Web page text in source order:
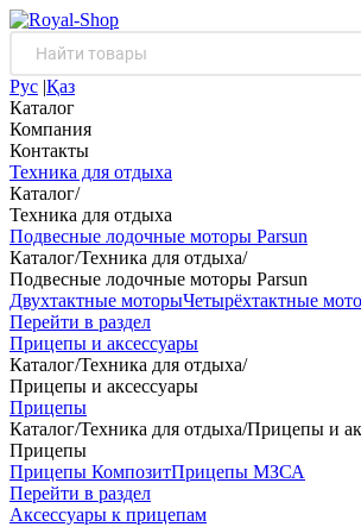
Рус |Қаз
Каталог
Компания
Контакты
Техника для отдыха
Каталог/
Техника для отдыха
Подвесные лодочные моторы Parsun
Каталог/Техника для отдыха/
Подвесные лодочные моторы Parsun
Двухтактные моторыЧетырёхтактные
Перейти в раздел
Прицепы и аксессуары
Каталог/Техника для отдыха/
Прицепы и аксессуары
Прицепы
Каталог/Техника для отдыха/Прицепы и
Прицепы
Прицепы КомпозитПрицепы МЗСА
Перейти в раздел
Аксессуары к прицепам